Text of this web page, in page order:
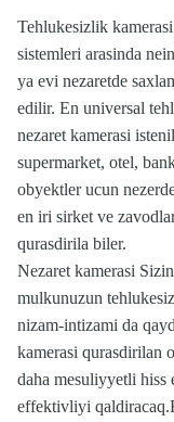
Tehlukesizlik
sistemleri arasinda
ya evi nezaretde
edilir. En universal
nezaret kamerasi
supermarket, otel,
obyektler ucun
en iri sirket ve
qurasdirila biler.
Nezaret kamerasi
mulkunuzun
nizam-intizami da
kamerasi qurasdirilan
daha mesuliyyetli hiss
effektivliyi